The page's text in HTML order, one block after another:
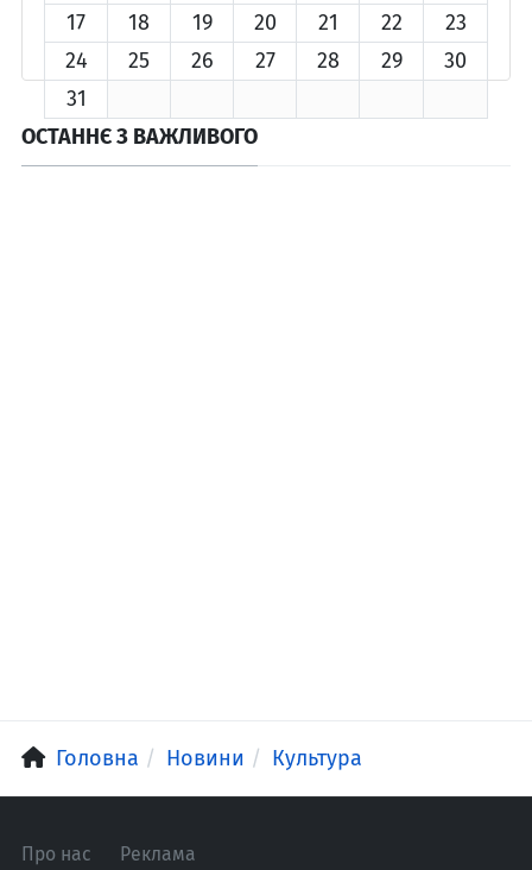
17
18 19 20 21 22
23
24
25 26 27 28 29
30
31
ОСТАННЄ З ВАЖЛИВОГО
Головна Новини Культура
Про нас Реклама